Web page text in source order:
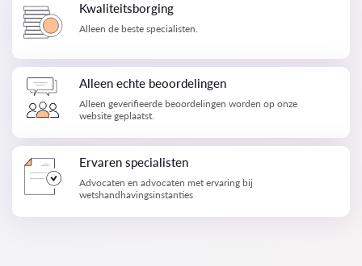
Kwaliteitsborging
Alleen de beste specialisten.
Alleen echte beoordelingen
Alleen geverifieerde beoordelingen worden op onze
website geplaatst.
Ervaren specialisten
Advocaten en advocaten met ervaring bij
wetshandhavingsinstanties